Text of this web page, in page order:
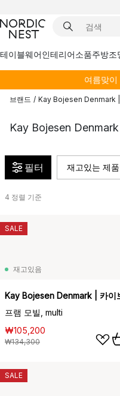
테이블웨어인테리어소품주방조
여름맞이
브랜드 / Kay Bojesen Denmark |
Kay Bojesen
필터 재고있는 제
4 정렬 기준
재고있음
Kay Bojesen Denmark | 카이
프램 모빌, multi
₩105,200
₩134,300
SALE
SALE